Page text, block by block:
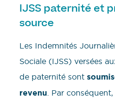
IJSS paternité et
source
Les Indemnités
Sociale (IJSS) versées
de paternité sont
revenu. Par